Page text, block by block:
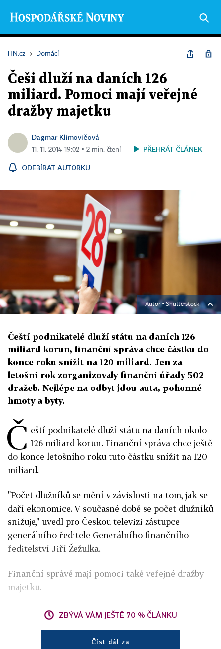
HN.cz › Domácí
Češi dluží na daních 126
miliard. Pomoci mají veřejné
dražby majetku
Dagmar Klimovičová
11. 11. 2014 19:02 ▪ 2 min. čtení PŘEHRÁT ČLÁNEK
ODEBÍRAT AUTORKU
Autor ▪Shutterstock
Čeští podnikatelé dluží státu na daních 126
miliard korun, finanční správa chce částku do
konce roku snížit na 120 miliard. Jen za
letošní rok zorganizovaly finanční úřady 502
dražeb. Nejlépe na odbyt jdou auta, pohonné
hmoty a byty.
Č eští podnikatelé dluží státu na daních okolo
126 miliard korun. Finanční správa chce ještě
do konce letošního roku tuto částku snížit na 120
miliard.
"Počet dlužníků se mění v závislosti na tom, jak se
daří ekonomice. V současné době se počet dlužníků
snižuje," uvedl pro Českou televizi zástupce
generálního ředitele Generálního finančního
ředitelství Jiří Žežulka.
Finanční správě mají pomoci také veřejné dražby
majetku.
ZBÝVÁ VÁM JEŠTĚ 70 % ČLÁNKU
Číst dál za